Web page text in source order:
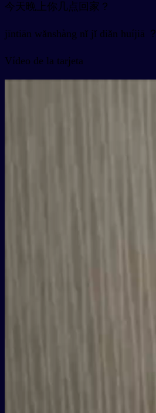
今天晚上你几点回家？
jīntiān wǎnshàng nǐ jǐ diǎn huíjiā ？
Vídeo de la tarjeta